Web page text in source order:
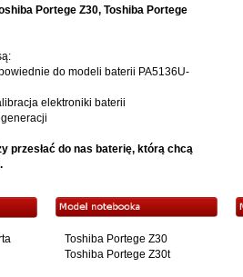
Portege Z30, Toshiba Portege
do modeli baterii PA5136U-
elektroniki baterii
przesłać do nas baterię, którą chcą
Toshiba Portege Z30
Toshiba Portege Z30t